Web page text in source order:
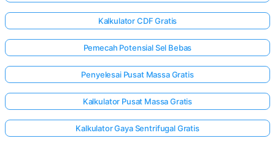
Kalkulator CDF Gratis
Pemecah Potensial Sel Bebas
Penyelesai Pusat Massa Gratis
Kalkulator Pusat Massa Gratis
Kalkulator Gaya Sentrifugal Gratis